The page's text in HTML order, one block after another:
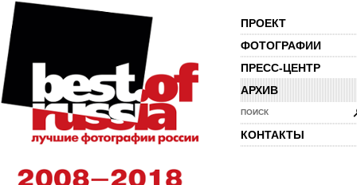
ПРОЕКТ
ФОТОГРАФИИ
ПРЕСС-ЦЕНТР
АРХИВ
ПОИСК
КОНТАКТЫ